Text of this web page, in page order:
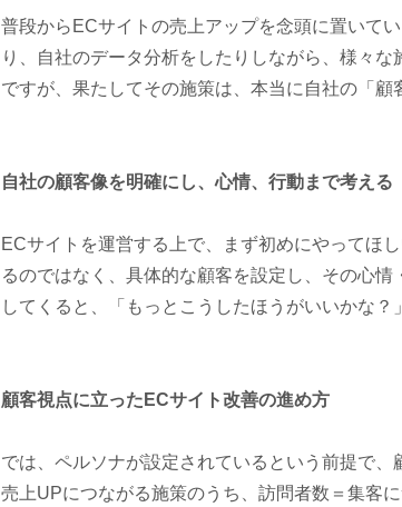
普段からECサイトの売上アップを念頭に置いて
り、自社のデータ分析をしたりしながら、様々な
ですが、果たしてその施策は、本当に自社の「顧
自社の顧客像を明確にし、心情、行動まで考える
ECサイトを運営する上で、まず初めにやってほ
るのではなく、具体的な顧客を設定し、その心
してくると、「もっとこうしたほうがいいかな
顧客視点に立ったECサイト改善の進め方
では、ペルソナが設定されているという前提で
売上UPにつながる施策のうち、訪問者数＝集客に